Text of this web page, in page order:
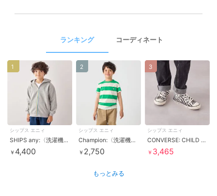
ランキング コーディネート
シップス エニィ
SHIPS any:〈洗濯機可能〉ワンポイント 刺繍 ポンチ ジップ パーカー ◇
￥ 4,400
1
シップス エニィ
Champion:〈洗濯機可能〉ワイド ボーダー ワンポイント 刺繍 Tシャツ
￥ 2,750
2
シップス エニィ
CONVERSE: CHILD ALLSTAR ゼブラ ハイカット スニーカー
￥ 3,465
3
もっとみる